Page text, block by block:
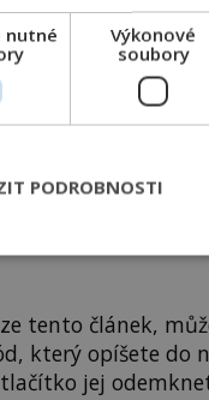
itisíce
od nás
tento článek,
který opíšete
tlačítko jej
nutné
Výkonové
soubory
PODROBNOSTI